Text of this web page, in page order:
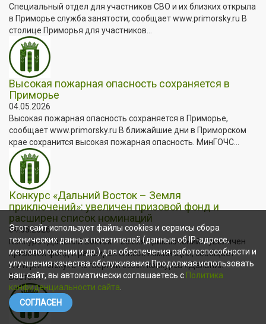
Специальный отдел для участников СВО и их близких открыла
в Приморье служба занятости, сообщает www.primorsky.ru В
столице Приморья для участников...
Высокая пожарная опасность сохраняется в
Приморье
04.05.2026
Высокая пожарная опасность сохраняется в Приморье,
сообщает www.primorsky.ru В ближайшие дни в Приморском
крае сохранится высокая пожарная опасность. МинГОЧС...
Конкурс «Дальний Восток – Земля
приключений»: увеличен призовой фонд и
расширен список номинаций
04.05.2026
Конкурс «Дальний Восток – Земля приключений»: увеличен
призовой фонд и расширен список номинаций, сообщает
www.primorsky.ru Четвёртый сезон конкурса «Дальний
Восток...
Этот сайт использует файлы cookies и сервисы сбора
технических данных посетителей (данные об IP-адресе,
местоположении и др.) для обеспечения работоспособности и
улучшения качества обслуживания.Продолжая использовать
наш сайт, вы автоматически соглашаетесь с Политика
конфиденциальности сайта
СОГЛАСЕН